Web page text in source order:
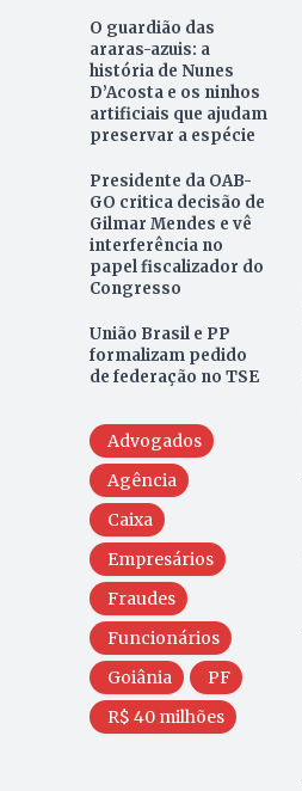
O guardião das
araras-azuis: a
história de Nunes
D’Acosta e os ninhos
artificiais que ajudam
preservar a espécie
Presidente da OAB-
GO critica decisão de
Gilmar Mendes e vê
interferência no
papel fiscalizador do
Congresso
União Brasil e PP
formalizam pedido
de federação no TSE
Advogados
Agência
Caixa
Empresários
Fraudes
Funcionários
Goiânia
PF
R$ 40 milhões